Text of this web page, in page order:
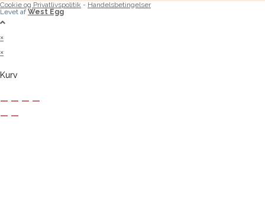
Cookie og Privatlivspolitik - Handelsbetingelser
Levet af West Egg
×
×
Kurv